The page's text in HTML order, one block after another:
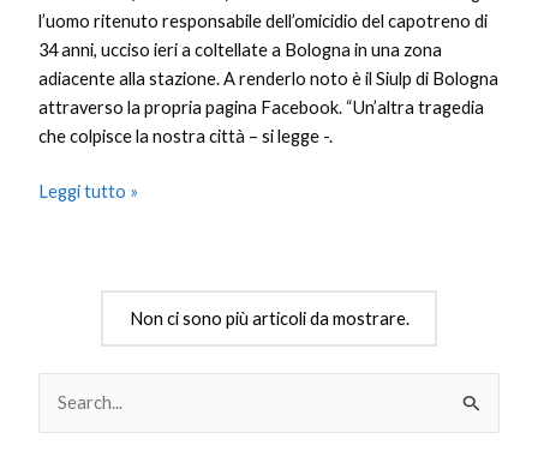
l’uomo ritenuto responsabile dell’omicidio del capotreno di
34 anni, ucciso ieri a coltellate a Bologna in una zona
adiacente alla stazione. A renderlo noto è il Siulp di Bologna
attraverso la propria pagina Facebook. “Un’altra tragedia
che colpisce la nostra città – si legge -.
Leggi tutto »
Non ci sono più articoli da mostrare.